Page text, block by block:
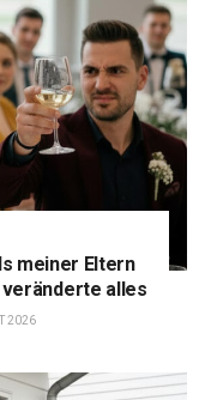
meiner Eltern
alles
2026